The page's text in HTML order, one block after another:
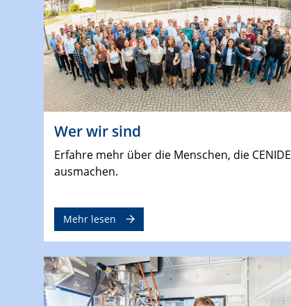
Wer wir sind
Erfahre mehr über die Menschen, die CENIDE
ausmachen.
Mehr lesen